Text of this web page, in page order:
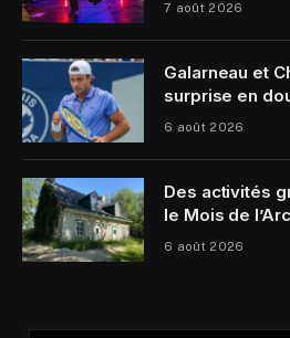
7 août 2026
Galarneau et
surprise en
6 août 2026
Des activités
le Mois de
6 août 2026